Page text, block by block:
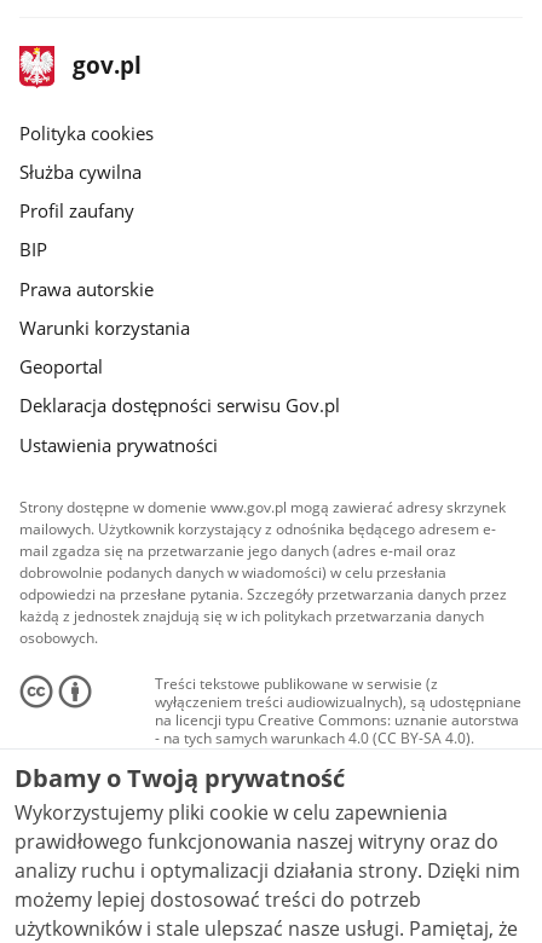
stopka
gov.pl
Strona
gov.pl
gov.pl
Polityka cookies
Służba cywilna
Profil zaufany
BIP
Prawa autorskie
Warunki korzystania
Geoportal
Deklaracja dostępności serwisu Gov.pl
Ustawienia prywatności
Strony dostępne w domenie www.gov.pl mogą zawierać adresy skrzynek
mailowych. Użytkownik korzystający z odnośnika będącego adresem e-
mail zgadza się na przetwarzanie jego danych (adres e-mail oraz
dobrowolnie podanych danych w wiadomości) w celu przesłania
odpowiedzi na przesłane pytania. Szczegóły przetwarzania danych przez
każdą z jednostek znajdują się w ich politykach przetwarzania danych
osobowych.
Treści tekstowe publikowane w serwisie (z
wyłączeniem treści audiowizualnych), są udostępniane
na licencji typu Creative Commons: uznanie autorstwa
- na tych samych warunkach 4.0 (CC BY-SA 4.0).
Materiały audiowizualne, w tym zdjęcia, materiały
audio i wideo, są udostępniane na licencji typu
Creative Commons: uznanie autorstwa użycie
niekomercyjne - bez utworów zależnych 4.0 (CC BY-
NC-ND 4.0), o ile nie jest to stwierdzone inaczej.
Dbamy o Twoją prywatność
Wykorzystujemy pliki cookie w celu zapewnienia
prawidłowego funkcjonowania naszej witryny oraz do
analizy ruchu i optymalizacji działania strony. Dzięki nim
możemy lepiej dostosować treści do potrzeb
użytkowników i stale ulepszać nasze usługi. Pamiętaj, że